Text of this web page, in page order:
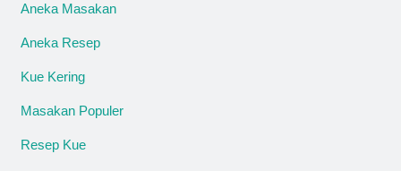
Aneka Masakan
Aneka Resep
Kue Kering
Masakan Populer
Resep Kue